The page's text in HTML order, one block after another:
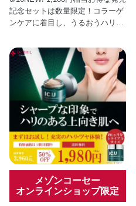
記念セットは数量限定！コラーゲ
ンケアに着目し、うるおうハリ肌
を叶る薬用化粧水が誕生
メゾンコーセー
オンラインショップ限定